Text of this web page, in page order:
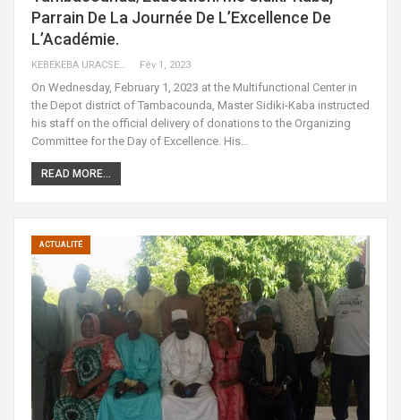
Parrain De La Journée De L’Excellence De
L’Académie.
KEBEKEBA URACSENEGAL / RADIO GADECBEETAWE FM Fév 1, 2023
On Wednesday, February 1, 2023 at the Multifunctional Center in
the Depot district of Tambacounda, Master Sidiki-Kaba instructed
his staff on the official delivery of donations to the Organizing
Committee for the Day of Excellence. His…
READ MORE...
ACTUALITÉ